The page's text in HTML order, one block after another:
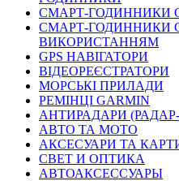
СМАРТ-ГОДИННИКИ
СМАРТ-ГОДИННИКИ
ВИКОРИСТАННЯМ
GPS НАВІГАТОРИ
ВІДЕОРЕЄСТРАТОРИ
МОРСЬКІ ПРИЛАДИ
РЕМІНЦІ GARMIN
АНТИРАДАРИ
АВТО ТА МОТО
АКСЕСУАРИ ТА
СВЕТ И ОПТИКА
АВТОАКСЕССУАРЫ